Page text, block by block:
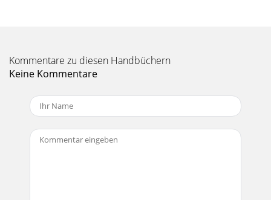
Kommentare zu diesen Handbüchern
Keine Kommentare